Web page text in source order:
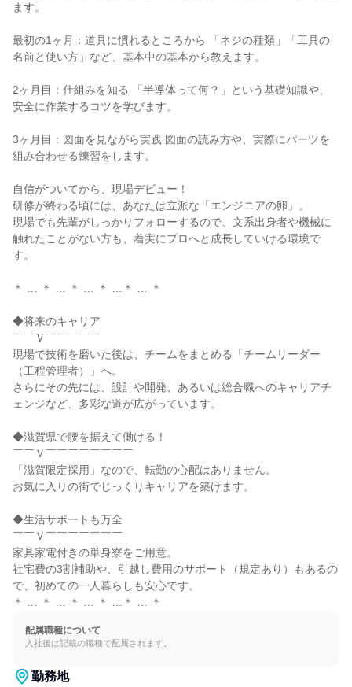
ます。
最初の1ヶ月：道具に慣れるところから 「ネジの種類」「工具の
名前と使い方」など、基本中の基本から教えます。
2ヶ月目：仕組みを知る 「半導体って何？」という基礎知識や、
安全に作業するコツを学びます。
3ヶ月目：図面を見ながら実践 図面の読み方や、実際にパーツを
組み合わせる練習をします。
自信がついてから、現場デビュー！
研修が終わる頃には、あなたは立派な「エンジニアの卵」。
現場でも先輩がしっかりフォローするので、文系出身者や機械に
触れたことがない方も、着実にプロへと成長していける環境で
す。
＊ … ＊ … ＊ … ＊ …＊ … ＊
◆将来のキャリア
￣￣Ｖ￣￣￣￣￣
現場で技術を磨いた後は、チームをまとめる「チームリーダー
（工程管理者）」へ。
さらにその先には、設計や開発、あるいは総合職へのキャリアチ
ェンジなど、多彩な道が広がっています。
◆滋賀県で腰を据えて働ける！
￣￣Ｖ￣￣￣￣￣￣￣￣
「滋賀限定採用」なので、転勤の心配はありません。
お気に入りの街でじっくりキャリアを築けます。
◆生活サポートも万全
￣￣Ｖ￣￣￣￣￣￣￣
家具家電付きの単身寮をご用意。
社宅費の3割補助や、引越し費用のサポート（規定あり）もあるの
で、初めての一人暮らしも安心です。
＊ … ＊ … ＊ … ＊ …＊ … ＊
配属職種について
入社後は記載の職種で配属されます。
勤務地